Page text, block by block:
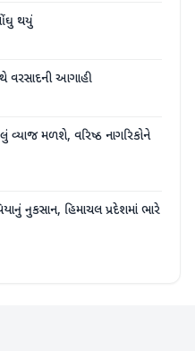
થયું
વરસાદની આગાહી
વ્યાજ મળશે, વરિષ્ઠ નાગરિકોને
નુકસાન, હિમાચલ પ્રદેશમાં ભારે